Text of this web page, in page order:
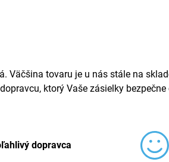
Väčšina tovaru je u nás stále na
ktorý Vaše zásielky bezpečne
dopravca